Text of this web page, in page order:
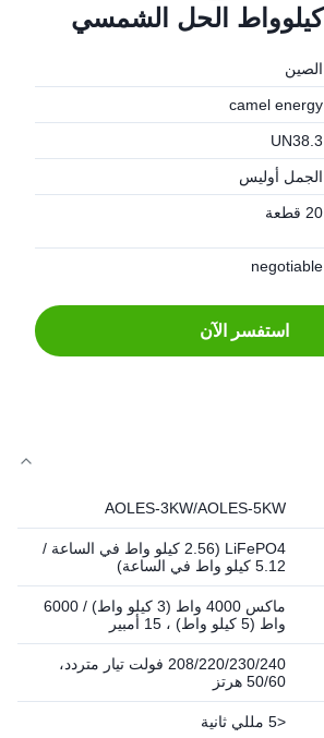
الصين
camel energy
UN38.3
الجمل أوليس
20 قطعة
negotiable
استفسر الآن
AOLES-3KW/AOLES-5KW
LiFePO4 (2.56 كيلو واط في الساعة /
5.12 كيلو واط في الساعة)
ماكس 4000 واط (3 كيلو واط) / 6000
واط (5 كيلو واط) ، 15 أمبير
208/220/230/240 فولت تيار متردد،
50/60 هرتز
<5 مللي ثانية